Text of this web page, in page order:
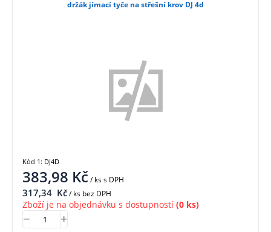
držák jímací tyče na střešní krov DJ 4d
383,98 Kč/ kss DPH
317,34 Kč/ ks bez DPH
Zboží je na objednávku s dostupností (0 ks)
Kód 1: DJ4D